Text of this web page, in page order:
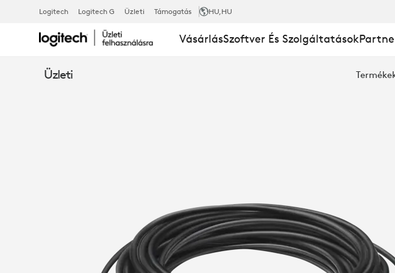
LOGITECH
GROUP
Logitech Logitech G Üzleti Támogatás HU,HU
VásárlásSzoftver És Szolgáltatások
Üzleti